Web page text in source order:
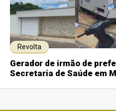
Revolta
Gerador de irmão de
Secretaria de Saúde em